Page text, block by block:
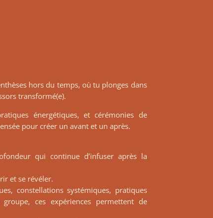
hors du temps, où tu plonges dans
transformé(e).
énergétiques, et cérémonies de
pour créer un avant et un après.
qui continue d’infuser après la
et se révéler.
constellations systémiques, pratiques
ces expériences permettent de